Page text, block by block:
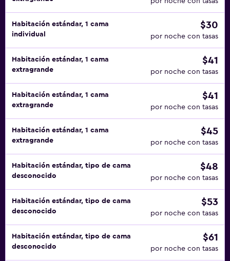
Habitación estándar, 1 cama
individual
$30
por noche con tasas
Habitación estándar, 1 cama
extragrande
$41
por noche con tasas
Habitación estándar, 1 cama
extragrande
$41
por noche con tasas
Habitación estándar, 1 cama
extragrande
$45
por noche con tasas
Habitación estándar, tipo de cama
desconocido
$48
por noche con tasas
Habitación estándar, tipo de cama
desconocido
$53
por noche con tasas
Habitación estándar, tipo de cama
desconocido
$61
por noche con tasas